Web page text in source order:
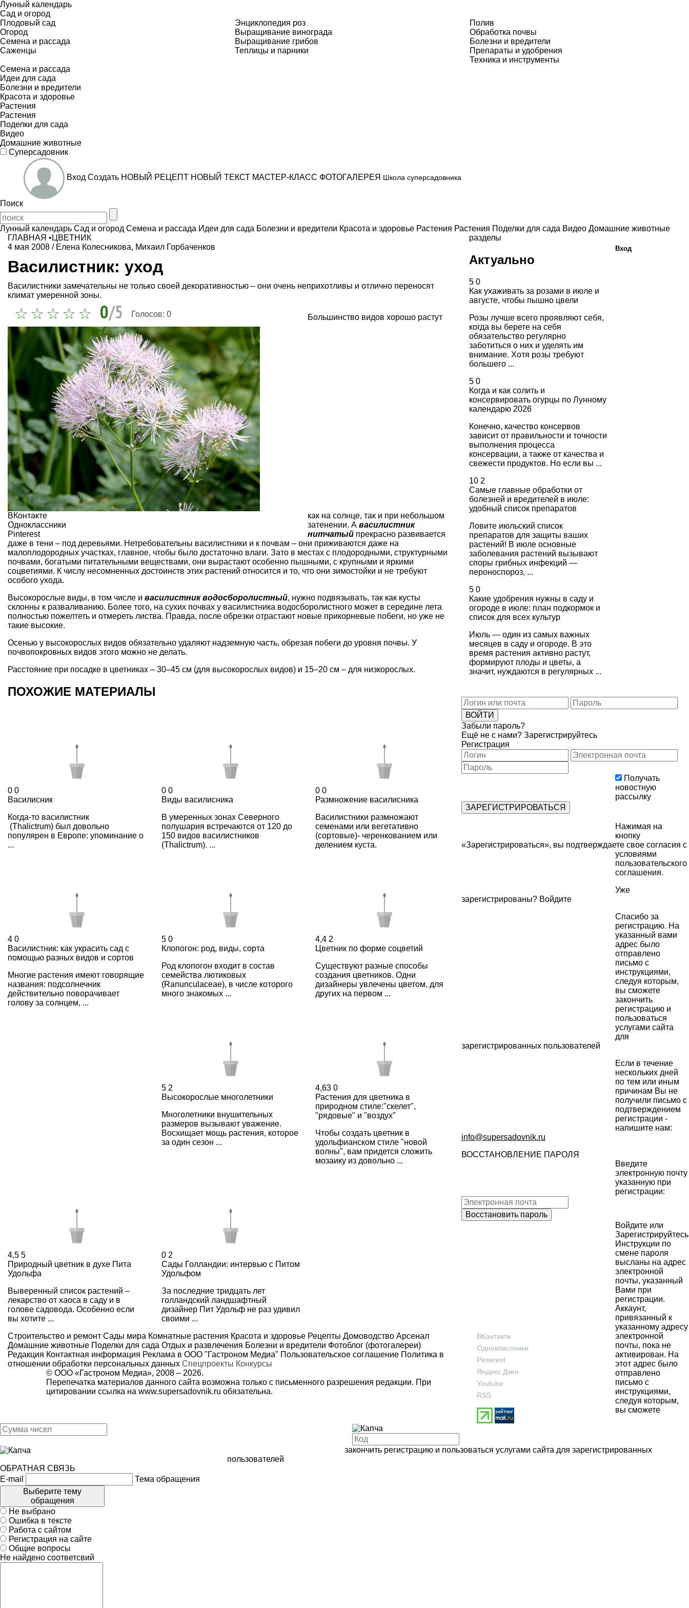
Лунный календарь
Сад и огород
Плодовый сад
Огород
Семена и рассада
Саженцы
Энциклопедия роз
Выращивание винограда
Выращивание грибов
Теплицы и парники
Полив
Обработка почвы
Болезни и вредители
Препараты и удобрения
Техника и инструменты
Семена и рассада
Идеи для сада
Болезни и вредители
Красота и здоровье
Растения
Растения
Поделки для сада
Видео
Домашние животные
Суперсадовник
Вход Создать НОВЫЙ РЕЦЕПТ НОВЫЙ ТЕКСТ МАСТЕР-КЛАСС ФОТОГАЛЕРЕЯ Школа суперсадовника
Поиск
Лунный календарь Сад и огород Семена и рассада Идеи для сада Болезни и вредители Красота и здоровье Растения Растения Поделки для сада Видео Домашние животные
ГЛАВНАЯ • ЦВЕТНИК
4 мая 2008 / Елена Колесникова, Михаил Горбаченков
Василистник: уход
Василистники замечательны не только своей декоративностью – они очень неприхотливы и отлично переносят
климат умеренной зоны.
0/5 Голосов: 0
ВКонтакте
Одноклассники
Pinterest
Большинство видов хорошо растут
как на солнце, так и при небольшом
затенении. А василистник
нитчатыйпрекрасно развивается
даже в тени – под деревьями. Нетребовательны василистники и к почвам – они приживаются даже на
малоплодородных участках, главное, чтобы было достаточно влаги. Зато в местах с плодородными, структурными
почвами, богатыми питательными веществами, они вырастают особенно пышными, с крупными и яркими
соцветиями. К числу несомненных достоинств этих растений относится и то, что они зимостойки и не требуют
особого ухода.
Высокорослые виды, в том числе и василистник водосборолистный, нужно подвязывать, так как кусты
склонны к разваливанию. Более того, на сухих почвах у василистника водосборолистного может в середине лета
полностью пожелтеть и отмереть листва. Правда, после обрезки отрастают новые прикорневые побеги, но уже не
такие высокие.
Осенью у высокорослых видов обязательно удаляют надземную часть, обрезая побеги до уровня почвы. У
почвопокровных видов этого можно не делать.
Расстояние при посадке в цветниках – 30–45 см (для высокорослых видов) и 15–20 см – для низкорослых.
ПОХОЖИЕ МАТЕРИАЛЫ
0 0
Василисник
Когда-то василистник
(Thalictrum) был довольно
популярен в Европе: упоминание о
...
0 0
Виды василисника
В умеренных зонах Северного
полушария встречаются от 120 до
150 видов василистников
(Thalictrum). ...
0 0
Размножение василисника
Василистники размножают
семенами или вегетативно
(сортовые)- черенкованием или
делением куста.
4 0
Василистник: как украсить сад с
помощью разных видов и сортов
Многие растения имеют говорящие
названия: подсолнечник
действительно поворачивает
голову за солнцем, ...
5 0
Клопогон: род, виды, сорта
Род клопогон входит в состав
семейства лютиковых
(Ranunculaceae), в числе которого
много знакомых ...
4,4 2
Цветник по форме соцветий
Существуют разные способы
создания цветников. Одни
дизайнеры увлечены цветом, для
других на первом ...
5 2
Высокорослые многолетники
Многолетники внушительных
размеров вызывают уважение.
Восхищает мощь растения, которое
за один сезон ...
4,63 0
Растения для цветника в
природном стиле:"скелет",
"рядовые" и "воздух"
Чтобы создать цветник в
удольфианском стиле "новой
волны", вам придется сложить
мозаику из довольно ...
4,5 5
Природный цветник в духе Пита
Удольфа
Выверенный список растений –
лекарство от хаоса в саду и в
голове садовода. Особенно если
вы хотите ...
0 2
Сады Голландии: интервью с Питом
Удольфом
За последние тридцать лет
голландский ландшафтный
дизайнер Пит Удольф не раз удивил
своими ...
разделы
Актуально
5 0
Как ухаживать за розами в июле и
августе, чтобы пышно цвели
Розы лучше всего проявляют себя,
когда вы берете на себя
обязательство регулярно
заботиться о них и уделять им
внимание. Хотя розы требуют
большего ...
5 0
Когда и как солить и
консервировать огурцы по Лунному
календарю 2026
Конечно, качество консервов
зависит от правильности и точности
выполнения процесса
консервации, а также от качества и
свежести продуктов. Но если вы ...
10 2
Самые главные обработки от
болезней и вредителей в июле:
удобный список препаратов
Ловите июльский список
препаратов для защиты ваших
растений! В июле основные
заболевания растений вызывают
споры грибных инфекций —
пероноспороз, ...
5 0
Какие удобрения нужны в саду и
огороде в июле: план подкормок и
список для всех культур
Июль — один из самых важных
месяцев в саду и огороде. В это
время растения активно растут,
формируют плоды и цветы, а
значит, нуждаются в регулярных ...
Строительство и ремонт Сады мира Комнатные растения Красота и здоровье Рецепты Домоводство Арсенал
Домашние животные Поделки для сада Отдых и развлечения Болезни и вредители Фотоблог (фотогалереи)
Редакция Контактная информация Реклама в ООО "Гастроном Медиа" Пользовательское соглашение Политика в
отношении обработки персональных данных Спецпроекты Конкурсы
© ООО «Гастроном Медиа», 2008 – 2026.
Перепечатка материалов данного сайта возможна только с письменного разрешения редакции. При
цитировании ссылка на www.supersadovnik.ru обязательна.
ВКонтакте
Одноклассники
Pinterest
Яндекс Дзен
Youtube
RSS
Вход
Забыли пароль?
Ещё не с нами? Зарегистрируйтесь
Регистрация
Получать
новостную
рассылку
Нажимая на
кнопку
«Зарегистрироваться», вы подтверждаете свое согласия с
условиями
пользовательского
соглашения.
Уже
зарегистрированы? Войдите
Спасибо за
регистрацию. На
указанный вами
адрес было
отправлено
письмо с
инструкциями,
следуя которым,
вы сможете
закончить
регистрацию и
пользоваться
услугами сайта
для
зарегистрированных пользователей
Если в течение
нескольких дней
по тем или иным
причинам Вы не
получили письмо с
подтверждением
регистрации -
напишите нам:
info@supersadovnik.ru
ВОССТАНОВЛЕНИЕ ПАРОЛЯ
Введите
электронную почту
указанную при
регистрации:
Войдите или
Зарегистрируйтесь
Инструкции по
смене пароля
высланы на адрес
электронной
почты, указанный
Вами при
регистрации.
Аккаунт,
привязанный к
указанному адресу
электронной
почты, пока не
активирован. На
этот адрес было
отправлено
письмо с
инструкциями,
следуя которым,
вы сможете
закончить регистрацию и пользоваться услугами сайта для зарегистрированных
пользователей
ОБРАТНАЯ СВЯЗЬ
E-mail
Тема обращения
Выберите тему
обращения
Не выбрано
Ошибка в тексте
Работа с сайтом
Регистрация на сайте
Общие вопросы
Не найдено соответсвий